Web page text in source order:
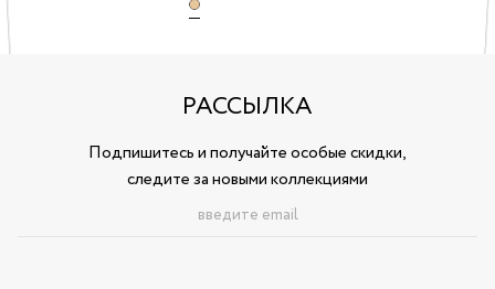
РАССЫЛКА
Подпишитесь и получайте особые скидки,
следите за новыми коллекциями